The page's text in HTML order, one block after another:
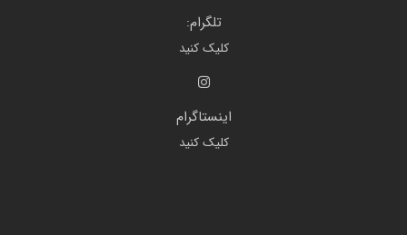
تلگرام:
کلیک کنید
اینستاگرام
کلیک کنید